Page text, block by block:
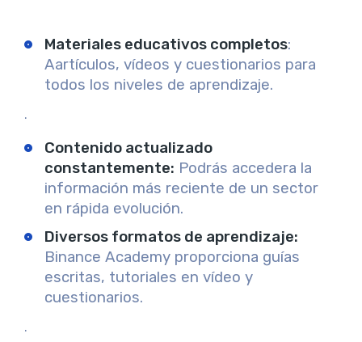
Materiales educativos completos:
Aartículos, vídeos y cuestionarios para
todos los niveles de aprendizaje.
.
Contenido actualizado
constantemente: Podrás accedera la
información más reciente de un sector
en rápida evolución.
Diversos formatos de aprendizaje:
Binance Academy proporciona guías
escritas, tutoriales en vídeo y
cuestionarios.
.